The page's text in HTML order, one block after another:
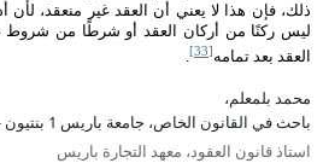
ذلك، فإن هذا لا يعني أن العقد غير منعقد، لأن
ليس ركنًا من أركان العقد أو شرطًا من شروط
العقد بعد تمامه [33]
محمد بلمعلم،
باحث في القانون الخاص، جامعة باريس 1 بنتيون - السوربون
استاذ قانون العقود، معهد التجارة باريس